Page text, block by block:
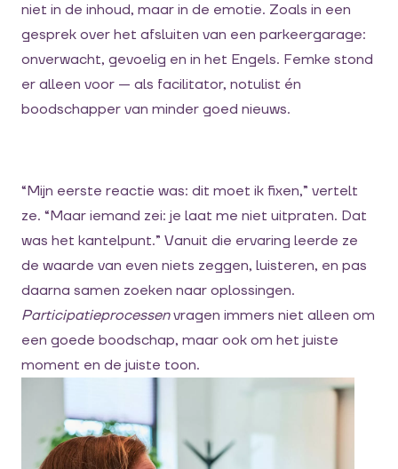
niet in de inhoud, maar in de emotie. Zoals in een
gesprek over het afsluiten van een parkeergarage:
onverwacht, gevoelig en in het Engels. Femke stond
er alleen voor — als facilitator, notulist én
boodschapper van minder goed nieuws.
“Mijn eerste reactie was: dit moet ik fixen,” vertelt
ze. “Maar iemand zei: je laat me niet uitpraten. Dat
was het kantelpunt.” Vanuit die ervaring leerde ze
de waarde van even niets zeggen, luisteren, en pas
daarna samen zoeken naar oplossingen.
Participatieprocessenvragen immers niet alleen om
een goede boodschap, maar ook om het juiste
moment en de juiste toon.